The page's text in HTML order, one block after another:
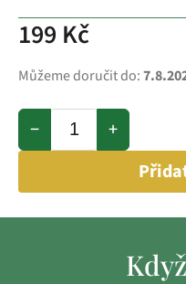
199 Kč
Můžeme doručit do:
+
−